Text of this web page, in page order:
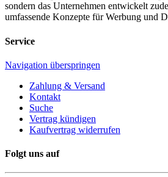
sondern das Unternehmen entwickelt
umfassende Konzepte für Werbung und
Service
Navigation überspringen
Zahlung & Versand
Kontakt
Suche
Vertrag kündigen
Kaufvertrag widerrufen
Folgt uns auf